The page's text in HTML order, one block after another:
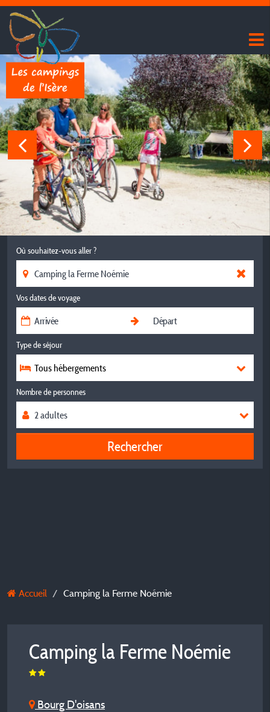
Où souhaitez-vous aller ?
Vos dates de voyage
Type de séjour
Tous hébergements
Nombre de personnes
Rechercher
Accueil Camping la Ferme Noémie
Camping la Ferme Noémie
Bourg D'oisans